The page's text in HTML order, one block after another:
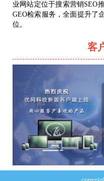
业网站定位于搜索营销SEO
GEO检索服务，全面提升了
位。
客